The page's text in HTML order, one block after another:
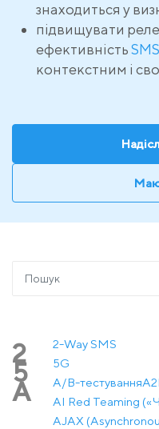
знаходиться у
підвищувати
ефективність
контекстним і
Маю
2 2-Way SMS
5 5G
A A/B-тестування
AI Red Teaming
AJAX